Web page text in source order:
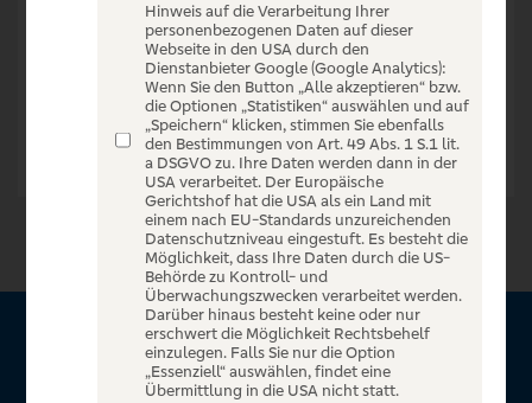
Zur Startseite
Über Sparda Entertain
Hinweis auf die Verarbeitung Ihrer
personenbezogenen Daten auf dieser
Webseite in den USA durch den
Dienstanbieter Google (Google Analytics):
Wenn Sie den Button „Alle akzeptieren“ bzw.
die Optionen „Statistiken“ auswählen und auf
„Speichern“ klicken, stimmen Sie ebenfalls
den Bestimmungen von Art. 49 Abs. 1 S.1 lit.
a DSGVO zu. Ihre Daten werden dann in der
USA verarbeitet. Der Europäische
Gerichtshof hat die USA als ein Land mit
einem nach EU-Standards unzureichenden
Datenschutzniveau eingestuft. Es besteht die
Möglichkeit, dass Ihre Daten durch die US-
Behörde zu Kontroll- und
Überwachungszwecken verarbeitet werden.
Darüber hinaus besteht keine oder nur
erschwert die Möglichkeit Rechtsbehelf
einzulegen. Falls Sie nur die Option
„Essenziell“ auswählen, findet eine
Übermittlung in die USA nicht statt.